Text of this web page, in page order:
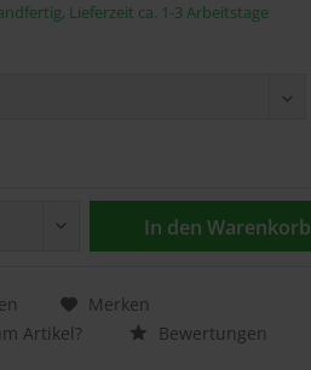
Lieferzeit ca. 1-3 Arbeitstage
In den Warenkorb
Merken
Artikel?
Bewertungen